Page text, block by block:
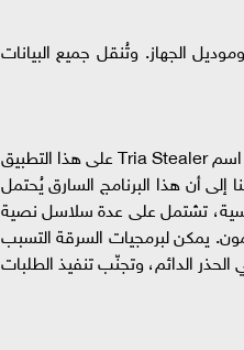
الجهاز. وتُنقل جميع البيانات
قال فريد رادزي، باحث أمني في فريق GReAT لدى كاسبرسكي: «أطلق فريق كاسبرسكي اسم Tria Stealer على هذا التطبيق
أن هذا البرنامج السارق يُحتمل
تشتمل على عدة سلاسل نصية
يمكن لبرمجيات السرقة التسبب
الدائم، وتجنّب تنفيذ الطلبات